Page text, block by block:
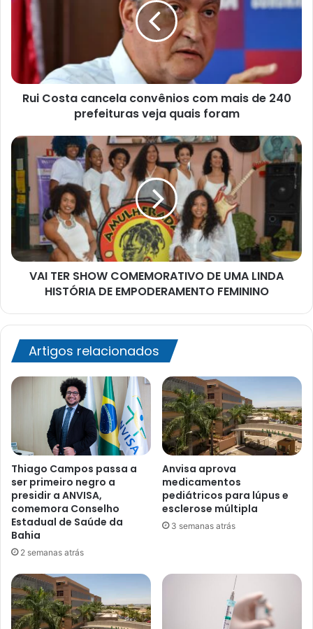
convênios
com
mais
prefeituras
vejaRui Costa cancela convênios com mais de 240
prefeituras veja quais foram
VAI
TER
SHOW
COMEMORATIVO
DE
UMA
LINDA
HISTÓRIA
DE
EMPODERAMENTO
FEMININO
VAI TER SHOW COMEMORATIVO DE UMA LINDA
HISTÓRIA DE EMPODERAMENTO FEMININO
Artigos relacionados
Thiago Campos passa a
ser primeiro negro a
presidir a ANVISA,
comemora Conselho
Estadual de Saúde da
Bahia
2 semanas atrás
Anvisa aprova
medicamentos
pediátricos para lúpus e
esclerose múltipla
3 semanas atrás